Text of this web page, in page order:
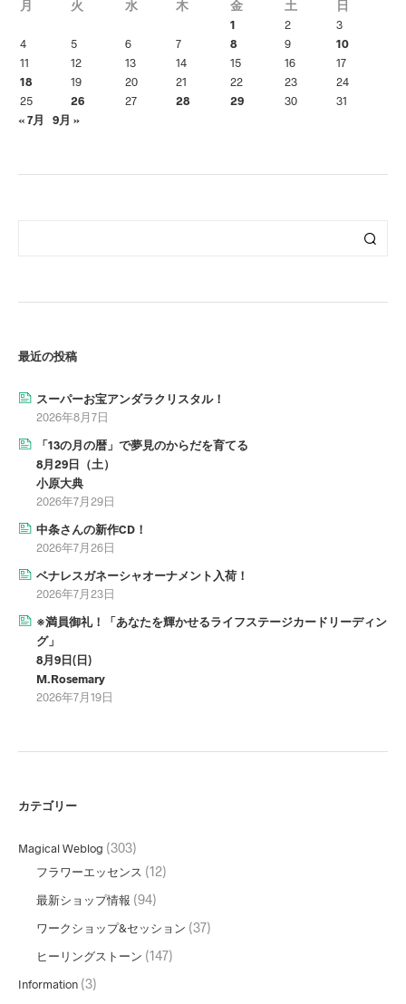
月 火 水 木 金 土 日
1 2
3
4
5 6 7 8 9
10
11
12 13 14 15 16
17
18
19 20 21 22 23
24
25
26 27 28 29 30
31
« 7月
9月 »
最近の投稿
スーパーお宝アンダラクリスタル！
2026年8月7日
「13の月の暦」で夢見のからだを育てる
8月29日（土）
小原大典
2026年7月29日
中条さんの新作CD！
2026年7月26日
ベナレスガネーシャオーナメント入荷！
2026年7月23日
※満員御礼！「あなたを輝かせるライフステージカードリーディン
グ」
8月9日(日)
M.Rosemary
2026年7月19日
カテゴリー
Magical Weblog (303)
フラワーエッセンス (12)
最新ショップ情報 (94)
ワークショップ&セッション (37)
ヒーリングストーン (147)
Information (3)